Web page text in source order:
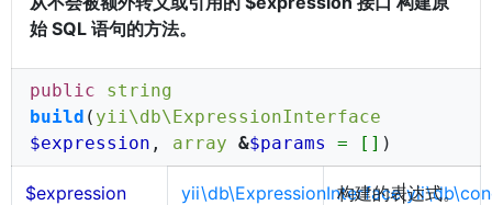
始 SQL 语句的方法。
public
string
build ( yii\db\ExpressionInterface
$expression , array &$params = [] )
$expression yii\db\ExpressionInterface|
构建的表达式。